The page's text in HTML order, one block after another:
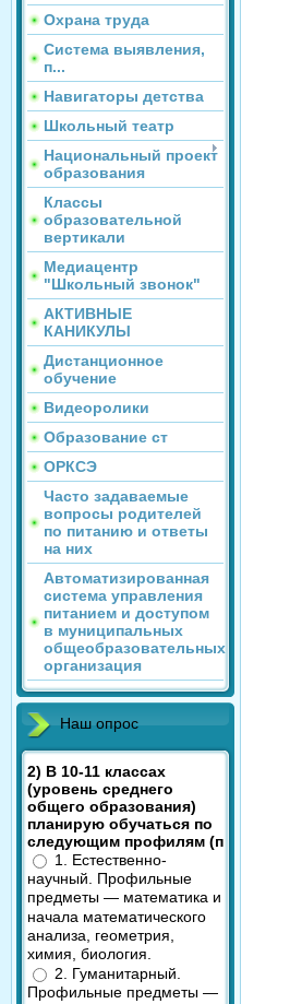
Охрана труда
Система выявления,
п...
Навигаторы детства
Школьный театр
Национальный проект
образования
Классы
образовательной
вертикали
Медиацентр
"Школьный звонок"
АКТИВНЫЕ
КАНИКУЛЫ
Дистанционное
обучение
Видеоролики
Образование ст
ОРКСЭ
Часто задаваемые
вопросы родителей
по питанию и ответы
на них
Автоматизированная
система управления
питанием и доступом
в муниципальных
общеобразовательных
организация
Наш опрос
2) В 10-11 классах
(уровень среднего
общего образования)
планирую обучаться по
следующим профилям (п
1. Естественно-
научный. Профильные
предметы — математика и
начала математического
анализа, геометрия,
химия, биология.
2. Гуманитарный.
Профильные предметы —